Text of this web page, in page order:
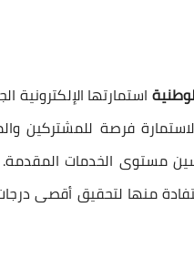
استمارتها الإلكترونية
فرصة للمشتركين
مستوى الخدمات
منها لتحقيق أقصى